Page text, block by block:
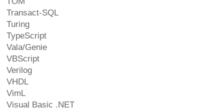
Transact-SQL
Turing
TypeScript
Vala/Genie
VBScript
Verilog
VHDL
VimL
Visual Basic .NET